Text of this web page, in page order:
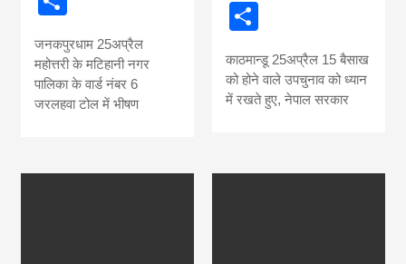
जनकपुरधाम 25अप्रैल
महोत्तरी के मटिहानी नगर
पालिका के वार्ड नंबर 6
जरलहवा टोल में भीषण
काठमान्डू 25अप्रैल 15 बैसाख
को होने वाले उपचुनाव को ध्यान
में रखते हुए, नेपाल सरकार